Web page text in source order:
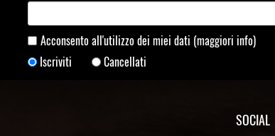
Acconsento all'utilizzo dei miei dati (maggiori info)
Iscriviti
Cancellati
SOCIAL